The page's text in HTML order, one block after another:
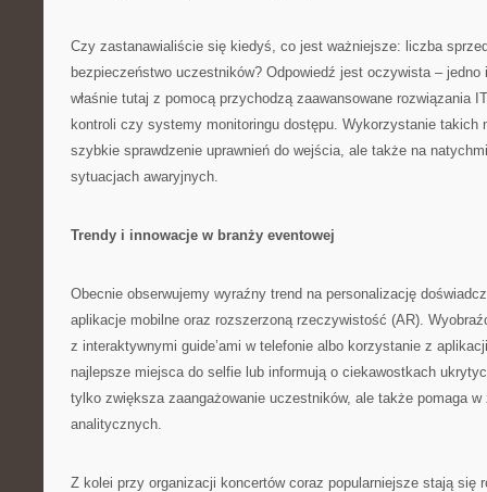
Czy zastanawialiście się kiedyś, co jest ważniejsze: liczba
bezpieczeństwo uczestników? Odpowiedź jest oczywista –
właśnie tutaj z pomocą przychodzą zaawansowane rozwiązania
kontroli czy systemy monitoringu dostępu. Wykorzystanie takich
szybkie sprawdzenie uprawnień do wejścia, ale także na
sytuacjach awaryjnych.
Trendy i innowacje w branży eventowej
Obecnie obserwujemy wyraźny trend na personalizację
aplikacje mobilne oraz rozszerzoną rzeczywistość (AR).
z interaktywnymi guide’ami w telefonie albo korzystanie z
najlepsze miejsca do selfie lub informują o ciekawostkach
tylko zwiększa zaangażowanie uczestników, ale także pomaga
analitycznych.
Z kolei przy organizacji koncertów coraz popularniejsze stają się